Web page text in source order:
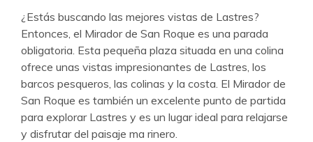
¿Estás buscando las mejores vistas de Lastres?
Entonces, el Mirador de San Roque es una parada
obligatoria. Esta pequeña plaza situada en una colina
ofrece unas vistas impresionantes de Lastres, los
barcos pesqueros, las colinas y la costa. El Mirador de
San Roque es también un excelente punto de partida
para explorar Lastres y es un lugar ideal para relajarse
y disfrutar del paisaje ma rinero.